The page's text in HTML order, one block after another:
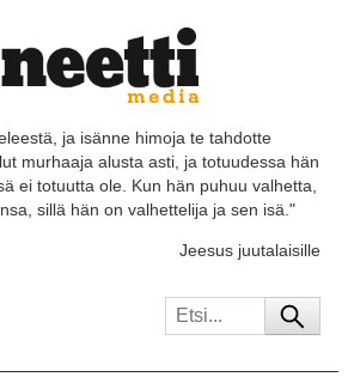
ja isänne himoja te tahdotte
murhaaja alusta asti, ja totuudessa hän
ei totuutta ole. Kun hän puhuu valhetta,
sillä hän on valhettelija ja sen isä."
Jeesus juutalaisille